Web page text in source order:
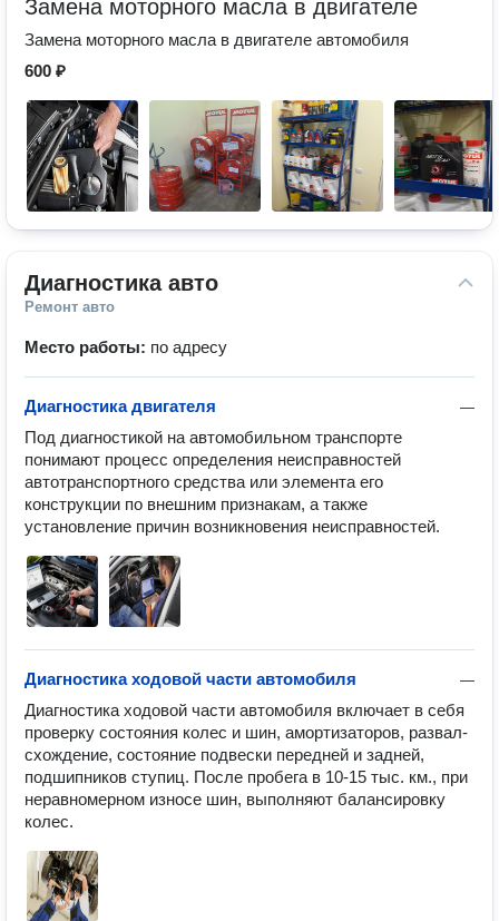
Замена моторного масла в двигателе
Замена моторного масла в двигателе автомобиля
600 ₽
Диагностика авто
Ремонт авто
Место работы: по адресу
—
Диагностика двигателя
Под диагностикой на автомобильном транспорте
понимают процесс определения неисправностей
автотранспортного средства или элемента его
конструкции по внешним признакам, а также
установление причин возникновения неисправностей.
—
Диагностика ходовой части автомобиля
Диагностика ходовой части автомобиля включает в себя
проверку состояния колес и шин, амортизаторов, развал-
схождение, состояние подвески передней и задней,
подшипников ступиц. После пробега в 10-15 тыс. км., при
неравномерном износе шин, выполняют балансировку
колес.